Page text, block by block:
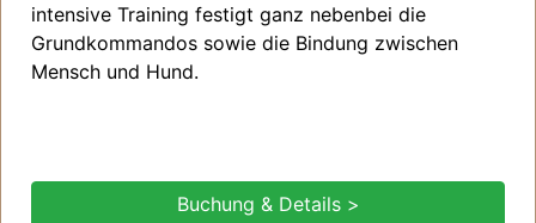
intensive Training festigt ganz nebenbei die
Grundkommandos sowie die Bindung zwischen
Mensch und Hund.
Buchung & Details >